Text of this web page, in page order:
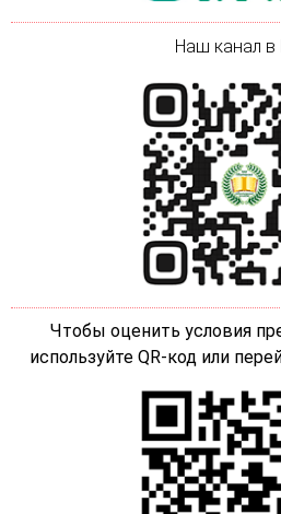
Наш канал в
Чтобы оценить условия
используйте QR-код или